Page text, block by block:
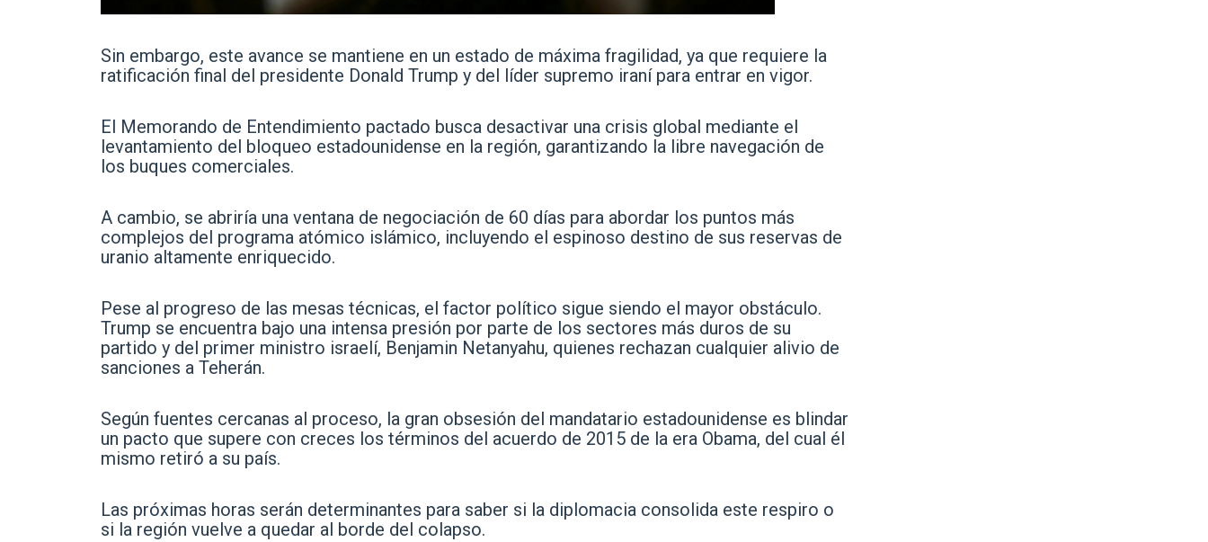
Sin embargo, este avance se mantiene en un estado de máxima fragilidad, ya que requiere la
ratificación final del presidente Donald Trump y del líder supremo iraní para entrar en vigor.
El Memorando de Entendimiento pactado busca desactivar una crisis global mediante el
levantamiento del bloqueo estadounidense en la región, garantizando la libre navegación de
los buques comerciales.
A cambio, se abriría una ventana de negociación de 60 días para abordar los puntos más
complejos del programa atómico islámico, incluyendo el espinoso destino de sus reservas de
uranio altamente enriquecido.
Pese al progreso de las mesas técnicas, el factor político sigue siendo el mayor obstáculo.
Trump se encuentra bajo una intensa presión por parte de los sectores más duros de su
partido y del primer ministro israelí, Benjamin Netanyahu, quienes rechazan cualquier alivio de
sanciones a Teherán.
Según fuentes cercanas al proceso, la gran obsesión del mandatario estadounidense es blindar
un pacto que supere con creces los términos del acuerdo de 2015 de la era Obama, del cual él
mismo retiró a su país.
Las próximas horas serán determinantes para saber si la diplomacia consolida este respiro o
si la región vuelve a quedar al borde del colapso.